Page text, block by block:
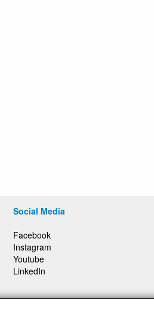
Social Media
Facebook
Instagram
Youtube
LinkedIn